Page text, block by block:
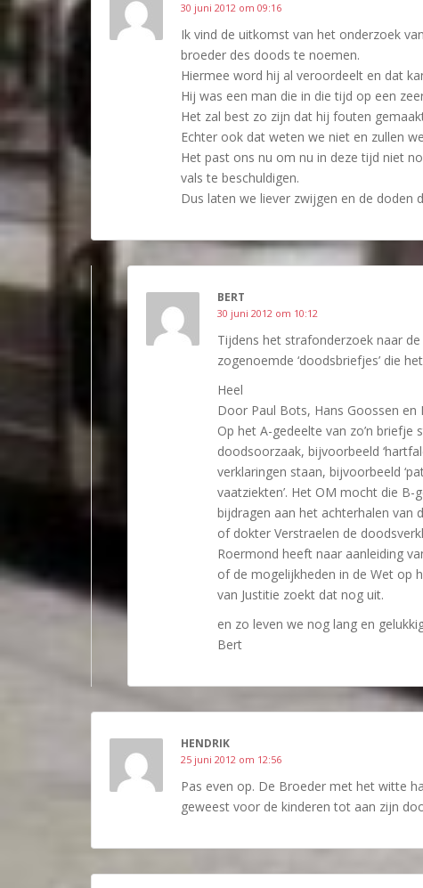
30 juni 2012 om 09:16
Ik vind de uitkomst van het onderzoek
broeder des doods te noemen.
Hiermee word hij al veroordeelt en dat
Hij was een man die in die tijd op een
Het zal best zo zijn dat hij fouten
Echter ook dat weten we niet en zullen
Het past ons nu om nu in deze tijd niet
vals te beschuldigen.
Dus laten we liever zwijgen en de doden
BERT
30 juni 2012 om 10:12
Tijdens het strafonderzoek naar
zogenoemde ‘doodsbriefjes’ die
Heel
Door Paul Bots, Hans Goossen en
Op het A-gedeelte van zo’n
doodsoorzaak, bijvoorbeeld
verklaringen staan, bijvoorbeeld
vaatziekten’. Het OM mocht die B-
bijdragen aan het achterhalen van
of dokter Verstraelen de
Roermond heeft naar aanleiding
of de mogelijkheden in de Wet op
van Justitie zoekt dat nog uit.
en zo leven we nog lang en
Bert
HENDRIK
25 juni 2012 om 12:56
Pas even op. De Broeder met het witte
geweest voor de kinderen tot aan zijn